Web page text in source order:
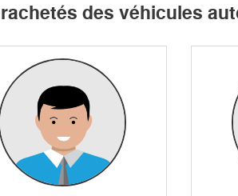
des véhicules